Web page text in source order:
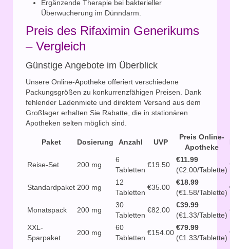
Ergänzende Therapie bei bakterieller
Überwucherung im Dünndarm.
Preis des Rifaximin Generikums
– Vergleich
Günstige Angebote im Überblick
Unsere Online-Apotheke offeriert verschiedene
Packungsgrößen zu konkurrenzfähigen Preisen. Dank
fehlender Ladenmiete und direktem Versand aus dem
Großlager erhalten Sie Rabatte, die in stationären
Apotheken selten möglich sind.
Paket Dosierung Anzahl UVP
Preis Online-
Apotheke
Reise-Set 200 mg
6
Tabletten
€19.50
€11.99
(€2.00/Tablette)
Standardpaket 200 mg
12
Tabletten
€35.00
€18.99
(€1.58/Tablette)
Monatspack 200 mg
30
Tabletten
€82.00
€39.99
(€1.33/Tablette)
XXL-
Sparpaket
200 mg
60
Tabletten
€154.00
€79.99
(€1.33/Tablette)